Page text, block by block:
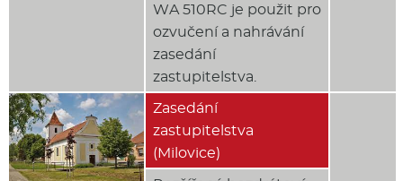
WA 510RC je použit pro
ozvučení a nahrávání
zasedání
zastupitelstva.
Zasedání
zastupitelstva
(Milovice)